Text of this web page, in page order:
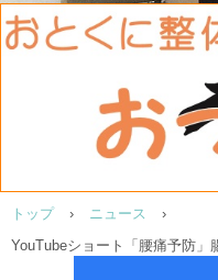
トップ › ニュース
›
YouTubeショート「腰痛予防」